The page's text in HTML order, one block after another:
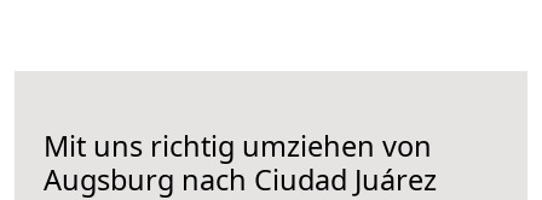
Mit uns richtig umziehen von
Augsburg nach Ciudad Juárez